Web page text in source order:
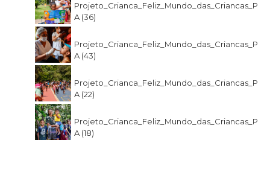
Projeto_Crianca_Feliz_Mundo_das_Criancas_P
A (36)
Projeto_Crianca_Feliz_Mundo_das_Criancas_P
A (43)
Projeto_Crianca_Feliz_Mundo_das_Criancas_P
A (22)
Projeto_Crianca_Feliz_Mundo_das_Criancas_P
A (18)